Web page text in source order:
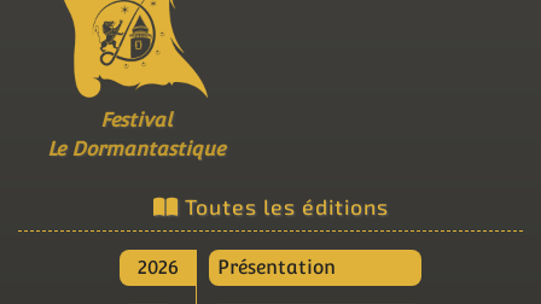
Festival
Le Dormantastique
Toutes les éditions
2026 Présentation